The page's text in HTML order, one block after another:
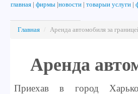
главная фирмы новости товарыи услуги
Главная / Аренда автомобиля за
Аренда
Приехав в город